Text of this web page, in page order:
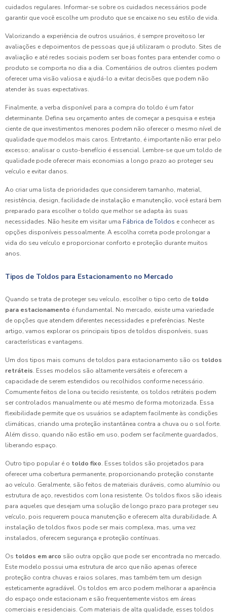
cuidados regulares. Informar-se sobre os cuidados necessários pode
garantir que você escolhe um produto que se encaixe no seu estilo de vida.
Valorizando a experiência de outros usuários, é sempre proveitoso ler
avaliações e depoimentos de pessoas que já utilizaram o produto. Sites de
avaliação e até redes sociais podem ser boas fontes para entender como o
produto se comporta no dia a dia. Comentários de outros clientes podem
oferecer uma visão valiosa e ajudá-lo a evitar decisões que podem não
atender às suas expectativas.
Finalmente, a verba disponível para a compra do toldo é um fator
determinante. Defina seu orçamento antes de começar a pesquisa e esteja
ciente de que investimentos menores podem não oferecer o mesmo nível de
qualidade que modelos mais caros. Entretanto, é importante não errar pelo
excesso; analisar o custo-benefício é essencial. Lembre-se que um toldo de
qualidade pode oferecer mais economias a longo prazo ao proteger seu
veículo e evitar danos.
Ao criar uma lista de prioridades que considerem tamanho, material,
resistência, design, facilidade de instalação e manutenção, você estará bem
preparado para escolher o toldo que melhor se adapta às suas
necessidades. Não hesite em visitar uma Fábrica de Toldos e conhecer as
opções disponíveis pessoalmente. A escolha correta pode prolongar a
vida do seu veículo e proporcionar conforto e proteção durante muitos
anos.
Tipos de Toldos para Estacionamento no Mercado
Quando se trata de proteger seu veículo, escolher o tipo certo de toldo
para estacionamento é fundamental. No mercado, existe uma variedade
de opções que atendem diferentes necessidades e preferências. Neste
artigo, vamos explorar os principais tipos de toldos disponíveis, suas
características e vantagens.
Um dos tipos mais comuns de toldos para estacionamento são os toldos
retráteis. Esses modelos são altamente versáteis e oferecem a
capacidade de serem estendidos ou recolhidos conforme necessário.
Comumente feitos de lona ou tecido resistente, os toldos retráteis podem
ser controlados manualmente ou até mesmo de forma motorizada. Essa
flexibilidade permite que os usuários se adaptem facilmente às condições
climáticas, criando uma proteção instantânea contra a chuva ou o sol forte.
Além disso, quando não estão em uso, podem ser facilmente guardados,
liberando espaço.
Outro tipo popular é o toldo fixo. Esses toldos são projetados para
oferecer uma cobertura permanente, proporcionando proteção constante
ao veículo. Geralmente, são feitos de materiais duráveis, como alumínio ou
estrutura de aço, revestidos com lona resistente. Os toldos fixos são ideais
para aqueles que desejam uma solução de longo prazo para proteger seu
veículo, pois requerem pouca manutenção e oferecem alta durabilidade. A
instalação de toldos fixos pode ser mais complexa, mas, uma vez
instalados, oferecem segurança e proteção contínuas.
Os toldos em arco são outra opção que pode ser encontrada no mercado.
Este modelo possui uma estrutura de arco que não apenas oferece
proteção contra chuvas e raios solares, mas também tem um design
esteticamente agradável. Os toldos em arco podem melhorar a aparência
do espaço onde estacionam e são frequentemente vistos em áreas
comerciais e residenciais. Com materiais de alta qualidade, esses toldos